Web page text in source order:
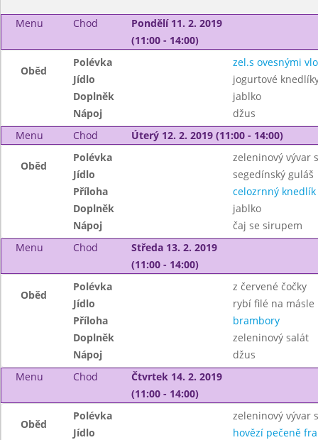
Menu Chod
Pondělí 11. 2. 2019
(11:00 - 14:00)
Oběd
Polévka
zel.s ovesnými
Jídlo
jogurtové
Doplněk
jablko
Nápoj
džus
Menu
Chod Úterý 12. 2. 2019 (11:00 - 14:00)
Oběd
Polévka
zeleninový vývar
Jídlo
segedínský guláš
Příloha
celozrnný knedlík
Doplněk
jablko
Nápoj
čaj se sirupem
Menu
Chod
Středa 13. 2. 2019
(11:00 - 14:00)
Oběd
Polévka
z červené čočky
Jídlo
rybí filé na másle
Příloha
brambory
Doplněk
zeleninový salát
Nápoj
džus
Menu
Chod
Čtvrtek 14. 2. 2019
(11:00 - 14:00)
Oběd
Polévka
zeleninový vývar
Jídlo
hovězí pečeně